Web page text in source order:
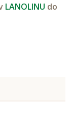
LANOLINU do